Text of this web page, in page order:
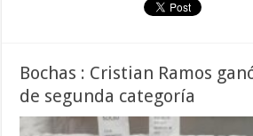
Bochas : Cristian Ramos
de segunda categoría